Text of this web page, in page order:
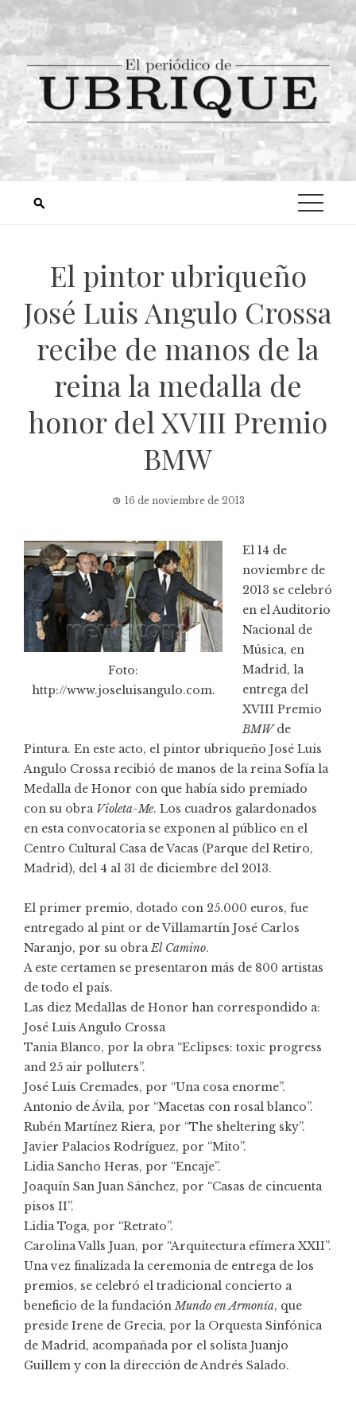
El pintor ubriqueño
José Luis Angulo Crossa
recibe de manos de la
reina la medalla de
honor del XVIII Premio
BMW
16 de noviembre de 2013
Foto:
http://www.joseluisangulo.com.
El 14 de
noviembre de
2013 se celebró
en el Auditorio
Nacional de
Música, en
Madrid, la
entrega del
XVIII Premio
BMWde
Pintura. En este acto, el pintor ubriqueño José Luis
Angulo Crossarecibió de manos de la reina Sofía la
Medalla de Honor con que había sido premiado
con su obra Violeta-Me. Los cuadros galardonados
en esta convocatoria se exponen al público en el
Centro Cultural Casa de Vacas (Parque del Retiro,
Madrid), del 4 al 31 de diciembre del 2013.
El primer premio, dotado con 25.000 euros, fue
entregado al pint or de Villamartín José Carlos
Naranjo, por su obraEl Camino.
A este certamen se presentaron más de 800 artistas
de todo el país.
Las diez Medallas de Honor han correspondido a:
José Luis Angulo Crossa
Tania Blanco, por la obra “Eclipses: toxic progress
and 25 air polluters”.
José Luis Cremades, por “Una cosa enorme”.
Antonio de Ávila, por “Macetas con rosal blanco”.
Rubén Martínez Riera, por “The sheltering sky”.
Javier Palacios Rodríguez, por “Mito”.
Lidia Sancho Heras, por “Encaje”.
Joaquín San Juan Sánchez, por “Casas de cincuenta
pisos II”.
Lidia Toga, por “Retrato”.
Carolina Valls Juan, por “Arquitectura efímera XXII”.
Una vez finalizada la ceremonia de entrega de los
premios, se celebró el tradicional concierto a
beneficio de la fundaciónMundo en Armonía, que
preside Irene de Grecia, por la Orquesta Sinfónica
de Madrid, acompañada por el solista Juanjo
Guillem y con la dirección de Andrés Salado.